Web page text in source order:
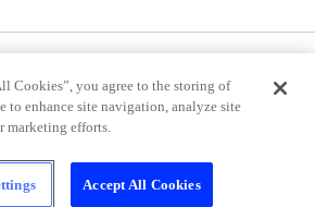
があります。ほどよく、楽しく、いいお酒。のんだあと
Cookies”, you agree to the storing of
to enhance site navigation, analyze site
marketing efforts.
Accept All Cookies